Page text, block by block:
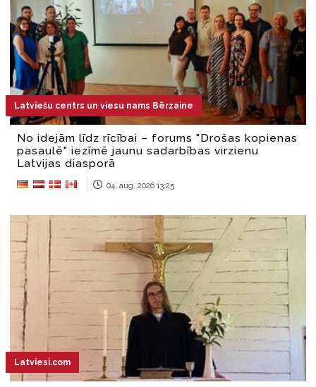
Latviešu centrs un viesu nams Bērzaine
No idejām līdz rīcībai – forums "Drošas kopienas
pasaulē" iezīmē jaunu sadarbības virzienu
Latvijas diasporā
04. aug. 2026 13:25
Latviesi.com